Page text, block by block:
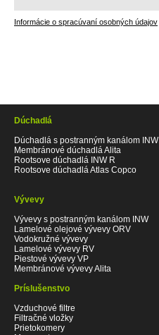
Informácie o spracúvaní osobných údajov
Dúchadlá
Dúchadlá s postranným kanálom INW
Membránové dúchadlá Alita
Rootsove dúchadlá INW R
Rootsove dúchadlá Atlas Copco
Vývevy
Vývevy s postranným kanálom INW
Lamelové olejové vývevy ORV
Vodokružné vývevy
Lamelové vývevy RV
Piestové vývevy VP
Membránové vývevy Alita
Príslušenstvo
Vzduchové filtre
Filtračné vložky
Prietokomery